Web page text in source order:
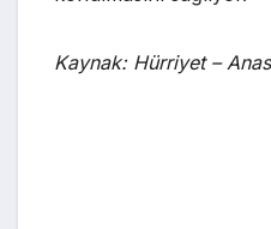
Kaynak: Hürriyet –